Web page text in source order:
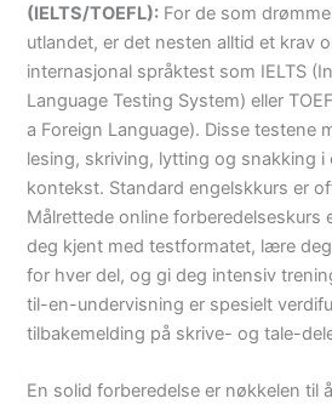
(IELTS/TOEFL): For de som
utlandet, er det nesten alltid et krav
internasjonal språktest som IELTS
Language Testing System) eller
a Foreign Language). Disse testene
lesing, skriving, lytting og snakking i
kontekst. Standard engelskkurs er
Målrettede online forberedelseskurs
deg kjent med testformatet, lære
for hver del, og gi deg intensiv
til-en-undervisning er spesielt
tilbakemelding på skrive- og tale-
En solid forberedelse er nøkkelen til